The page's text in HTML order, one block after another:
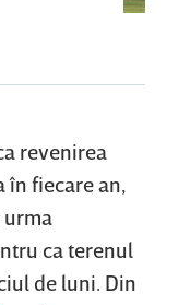
revenirea
fiecare an,
ca terenul
de luni. Din